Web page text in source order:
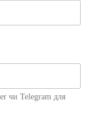
чи Telegram для